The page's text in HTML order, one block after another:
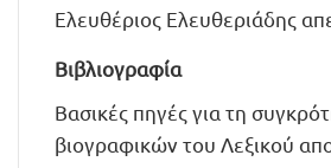
Ελευθέριος Ελευθεριάδης
Βιβλιογραφία
Βασικές πηγές για τη
βιογραφικών του Λεξικού